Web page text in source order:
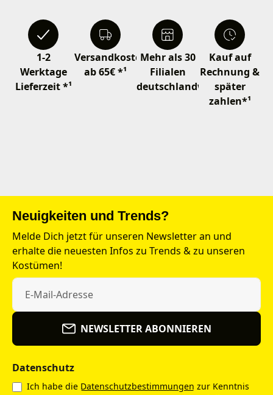
1-2
Werktage
Lieferzeit *¹
Versandkostenfrei
ab 65€ *¹
Mehr als 30
Filialen
deutschlandweit
Kauf auf
Rechnung &
später
zahlen*¹
Neuigkeiten und Trends?
Melde Dich jetzt für unseren Newsletter an und
erhalte die neuesten Infos zu Trends & zu unseren
Kostümen!
NEWSLETTER ABONNIEREN
Datenschutz
Ich habe die Datenschutzbestimmungen zur Kenntnis